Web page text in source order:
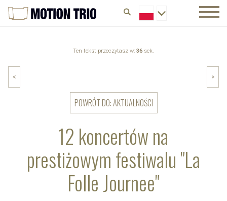
Ten tekst przeczytasz w: 36 sek.
12 koncertów na
prestiżowym festiwalu "La
Folle Journee"
< >
POWRÓT DO: AKTUALNOŚCI